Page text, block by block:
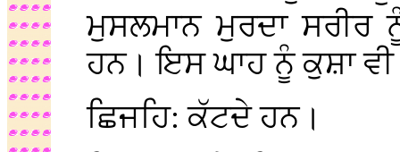
ਮੁਸਲਮਾਨ ਮੁਰਦਾ ਸਰੀਰ
ਹਨ। ਇਸ ਘਾਹ ਨੂੰ ਕੁਸ਼ਾ ਵੀ
ਛਿਜਹਿ: ਕੱਟਦੇ ਹਨ।